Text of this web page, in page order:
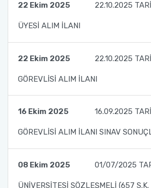
22 Ekim 2025 22.10.2025
ÜYESİ ALIM İLANI
22 Ekim 2025 22.10.2025
GÖREVLİSİ ALIM İLANI
16 Ekim 2025 16.09.2025
GÖREVLİSİ ALIM İLANI SINAV
08 Ekim 2025 01/07/2025
ÜNİVERSİTESİ SÖZLEŞMELİ (657